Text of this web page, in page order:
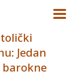
Jedan
barokne